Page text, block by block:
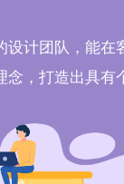
设计团队，能在
念，打造出具有